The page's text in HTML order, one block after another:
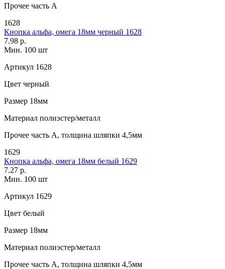
Прочее часть A
1628
Кнопка альфа, омега 18мм черный 1628
7.98 р.
Мин. 100 шт
Артикул 1628
Цвет черный
Размер 18мм
Материал полиэстер/металл
Прочее часть А, толщина шляпки 4,5мм
1629
Кнопка альфа, омега 18мм белый 1629
7.27 р.
Мин. 100 шт
Артикул 1629
Цвет белый
Размер 18мм
Материал полиэстер/металл
Прочее часть А, толщина шляпки 4,5мм